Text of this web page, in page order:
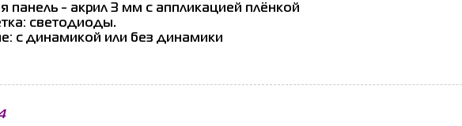
панель - акрил 3 мм с аппликацией плёнкой
светодиоды.
с динамикой или без динамики